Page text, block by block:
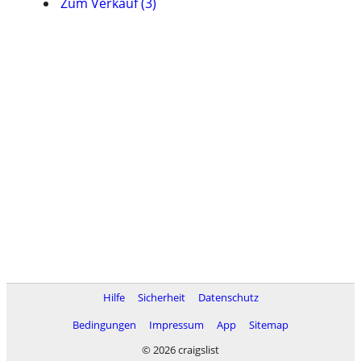
Hilfe Sicherheit
Datenschutz
Bedingungen
Impressum App
Sitemap
© 2026 craigslist